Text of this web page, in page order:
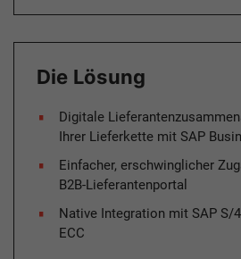
Die Lösung
Digitale
Ihrer Lieferkette mit SAP
Einfacher, erschwinglicher
B2B-Lieferantenportal
Native Integration mit SAP S/
ECC